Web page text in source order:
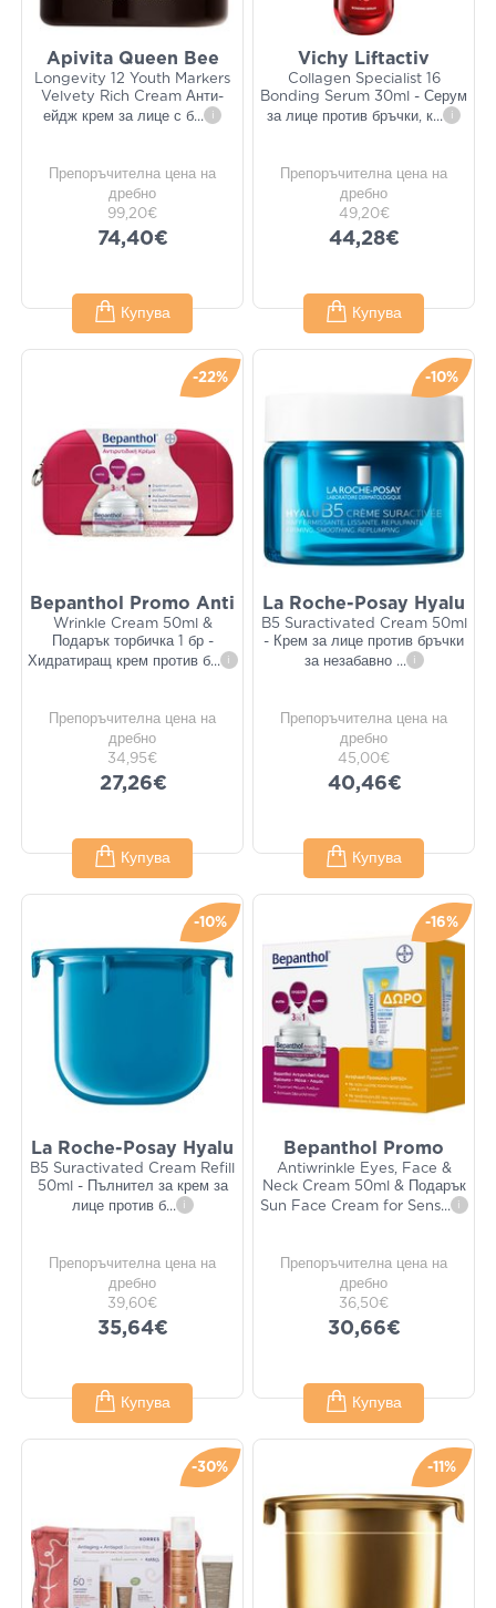
Apivita Queen Bee
Longevity 12 Youth Markers
Velvety Rich Cream Анти-
ейдж крем за лице с б... i
Препоръчителна цена на
дребно
99,20€
74,40€
Купува
Vichy Liftactiv
Collagen Specialist 16
Bonding Serum 30ml - Серум
за лице против бръчки, к... i
Препоръчителна цена на
дребно
49,20€
44,28€
Купува
-22%
Bepanthol Promo Anti
Wrinkle Cream 50ml &
Подарък торбичка 1 бр -
Хидратиращ крем против б... i
Препоръчителна цена на
дребно
34,95€
27,26€
Купува
-10%
La Roche-Posay Hyalu
B5 Suractivated Cream 50ml
- Крем за лице против бръчки
за незабавно ... i
Препоръчителна цена на
дребно
45,00€
40,46€
Купува
-10%
La Roche-Posay Hyalu
B5 Suractivated Cream Refill
50ml - Пълнител за крем за
лице против б... i
Препоръчителна цена на
дребно
39,60€
35,64€
Купува
-16%
Bepanthol Promo
Antiwrinkle Eyes, Face &
Neck Cream 50ml & Подарък
Sun Face Cream for Sens... i
Препоръчителна цена на
дребно
36,50€
30,66€
Купува
-30% -11%